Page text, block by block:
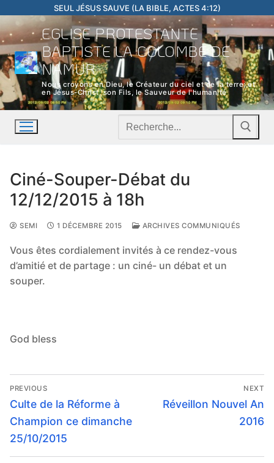
au
contenu
SEUL JÉSUS SAUVE (LA BIBLE, ACTES 4:12)
EGLISE PROTESTANTE
BAPTISTE LA COLOMBE DE
NAMUR
Nous croyons en Dieu, le Créateur du ciel et de la terre; et
en Jésus-Christ, son Fils, le Sauveur de l'humanité
Rechercher
Ciné-Souper-Débat du
12/12/2015 à 18h
SEMI 1 DÉCEMBRE 2015 ARCHIVES COMMUNIQUÉS
Vous êtes cordialement invités à ce rendez-vous
d’amitié et de partage : un ciné- un débat et un
souper.
God bless
Navigation
de
l’article
PREVIOUS
Previous
post:
Culte de la Réforme à
Champion ce dimanche
25/10/2015
NEXT
Next
Réveillon Nouvel An
2016